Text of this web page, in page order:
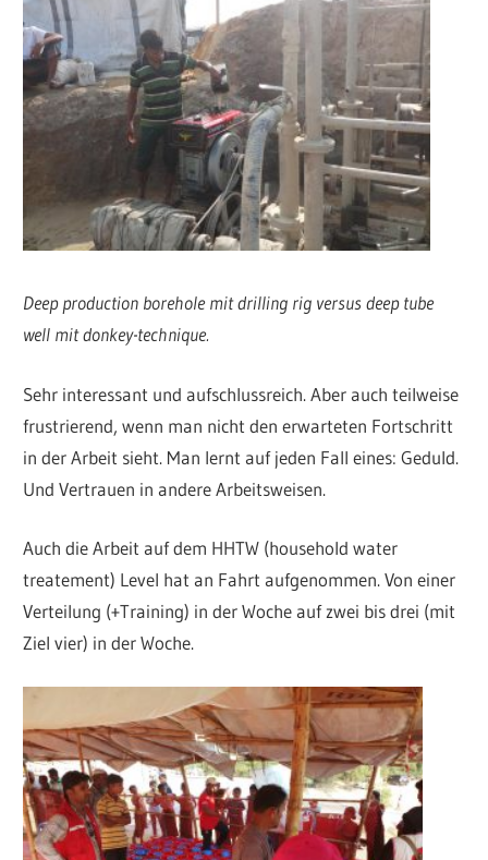
Deep production borehole mit drilling rig versus deep tube
well mit donkey-technique.
Sehr interessant und aufschlussreich. Aber auch teilweise
frustrierend, wenn man nicht den erwarteten Fortschritt
in der Arbeit sieht. Man lernt auf jeden Fall eines: Geduld.
Und Vertrauen in andere Arbeitsweisen.
Auch die Arbeit auf dem HHTW (household water
treatement) Level hat an Fahrt aufgenommen. Von einer
Verteilung (+Training) in der Woche auf zwei bis drei (mit
Ziel vier) in der Woche.